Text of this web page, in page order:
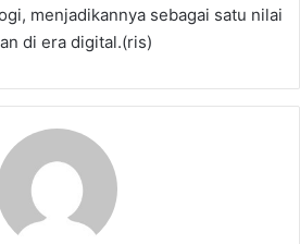
menjadikannya sebagai satu nilai
di era digital.(ris)